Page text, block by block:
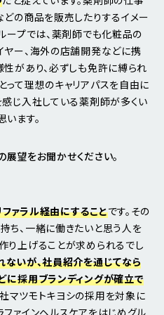
どの商品を販売したりするイメー
ープでは、薬剤師でも化粧品の
ヤー、海外の店舗開発などに携
があり、必ずしも免許に縛られ
って理想のキャリアパスを自由に
じ入社している薬剤師が多くい
ます。
展望をお聞かせください。
ァラル経由にすることです。その
ち、一緒に働きたいと思う人を
り上げることが求められるでし
いが、社員紹介を通じてなら
に採用ブランディングが確立で
マツモトキヨシの採用を対象に
ファインヘルスケアをはじめグル